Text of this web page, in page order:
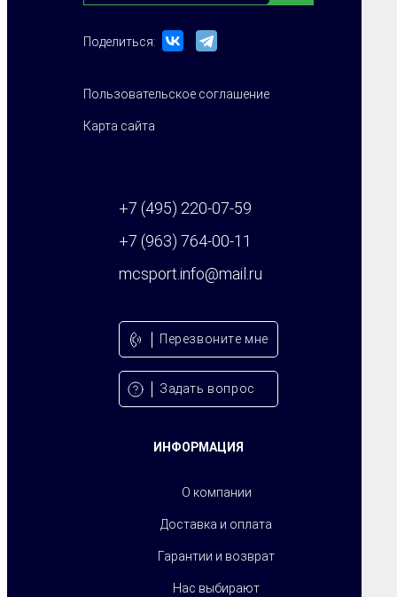
Поделиться:
Пользовательское соглашение
Карта сайта
ИНФОРМАЦИЯ
О компании
Доставка и оплата
Гарантии и возврат
Нас выбирают
+7 (495) 220-07-59
+7 (963) 764-00-11
mcsport.info@mail.ru
Перезвонитe мне
Задать вопрос